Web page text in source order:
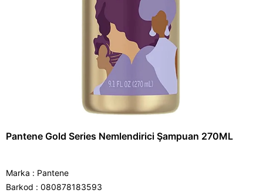
Pantene Gold Series Nemlendirici Şampuan 270ML
Marka : Pantene
Barkod : 080878183593